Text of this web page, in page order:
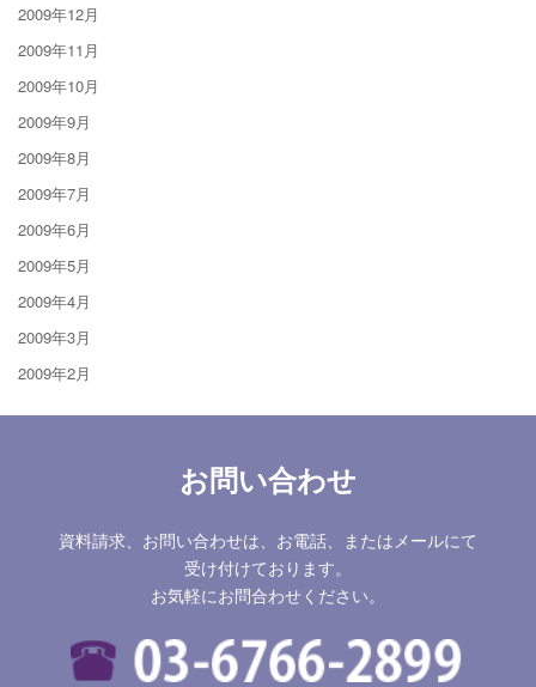
2009年12月
2009年11月
2009年10月
2009年9月
2009年8月
2009年7月
2009年6月
2009年5月
2009年4月
2009年3月
2009年2月
お問い合わせ
資料請求、お問い合わせは、お電話、またはメールにて
受け付けております。
お気軽にお問合わせください。